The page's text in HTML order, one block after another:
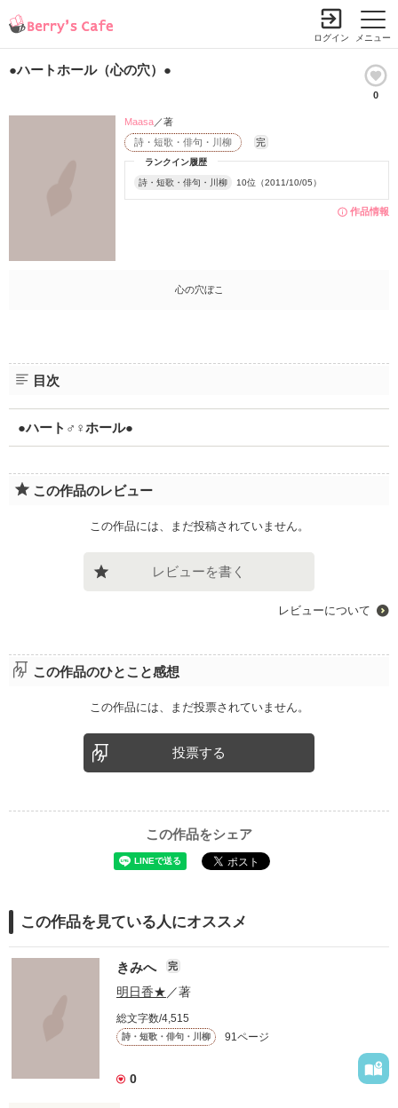
メニュー
ログイン
●ハートホール（心の穴）●
0
作品情報
ランクイン履歴
詩・短歌・俳句・川柳 10位（2011/10/05）
詩・短歌・俳句・川柳 完
Maasa／著
心の穴ぼこ
目次
●ハート♂♀ホール●
この作品のレビュー
この作品には、まだ投稿されていません。
レビューを書く
レビューについて
この作品のひとこと感想
この作品には、まだ投票されていません。
投票する
この作品をシェア
この作品を見ている人にオススメ
きみへ 完
明日香★ ／著
総文字数/4,515
詩・短歌・俳句・川柳 91ページ
0